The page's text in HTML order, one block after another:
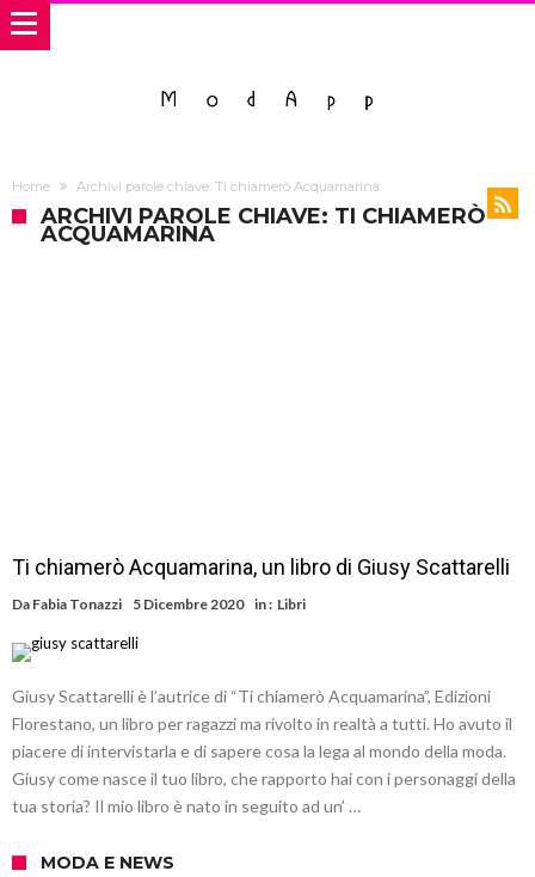
Home Archivi parole chiave: Ti chiamerò Acquamarina
ARCHIVI PAROLE CHIAVE: TI CHIAMERÒ
ACQUAMARINA
Ti chiamerò Acquamarina, un libro di Giusy Scattarelli
Da Fabia Tonazzi 5 Dicembre 2020 in : Libri
Giusy Scattarelli è l’autrice di “Ti chiamerò Acquamarina”, Edizioni
Florestano, un libro per ragazzi ma rivolto in realtà a tutti. Ho avuto il
piacere di intervistarla e di sapere cosa la lega al mondo della moda.
Giusy come nasce il tuo libro, che rapporto hai con i personaggi della
tua storia? Il mio libro è nato in seguito ad un’ …
MODA E NEWS